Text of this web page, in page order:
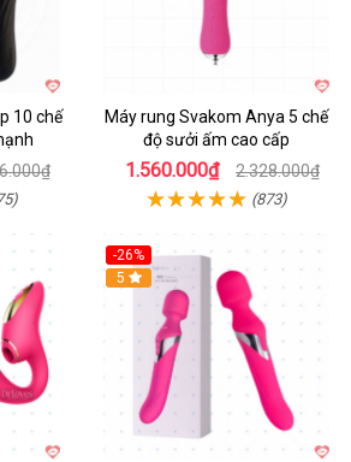
10 chế
Máy rung Svakom Anya 5 chế
độ sưởi ấm cao cấp
1.560.000₫ 2.328.000₫
(873)
-26%
Hot
5